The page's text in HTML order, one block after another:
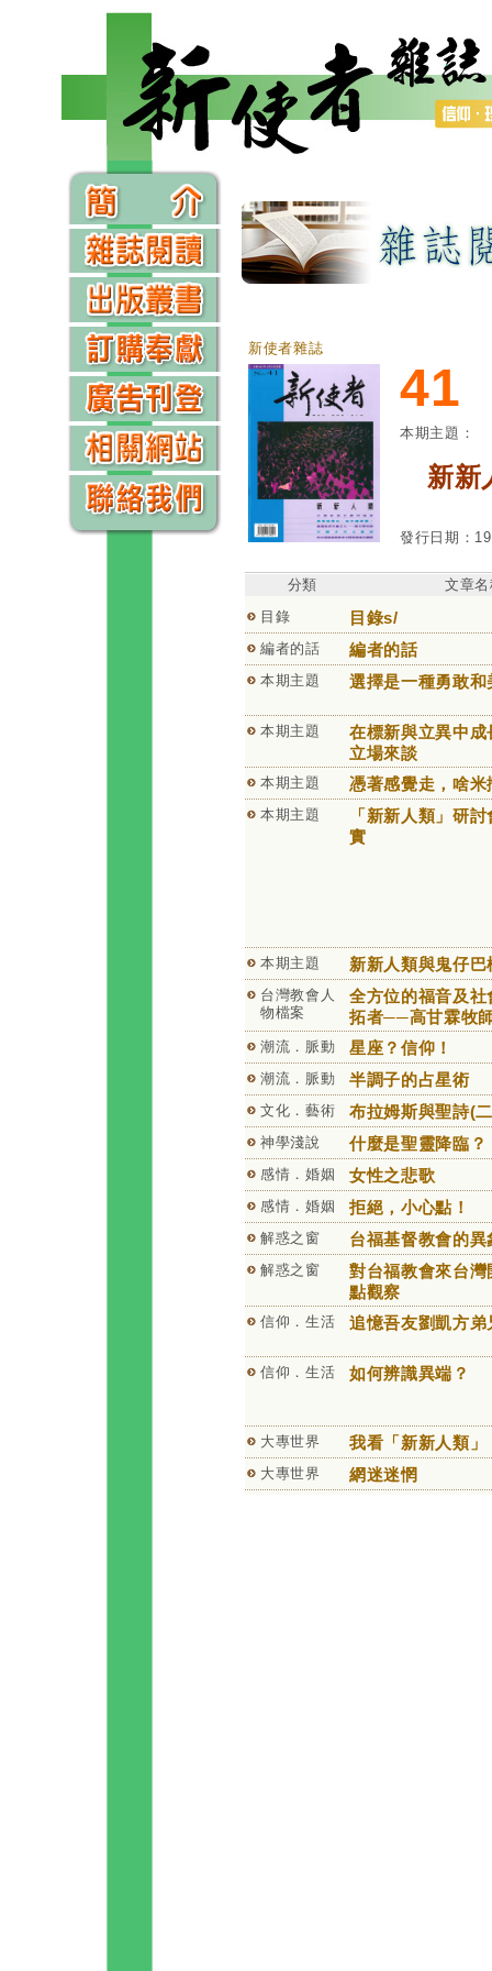
新使者雜誌
41
本期主題：
新新
發行日期：
分類
文章
目錄
目錄s/
編者的話 編者的話
本期主題 選擇是一種勇敢
本期主題
在標新與立異中
立場來談
本期主題 憑著感覺走，啥米
本期主題
「新新人類」研
實
本期主題 新新人類與鬼仔巴
台灣教會人
物檔案
全方位的福音及社
拓者──高甘霖牧
潮流．脈動 星座？信仰！
潮流．脈動 半調子的占星術
文化．藝術 布拉姆斯與聖詩(
神學淺說 什麼是聖靈降臨？
感情．婚姻 女性之悲歌
感情．婚姻 拒絕，小心點！
解惑之窗 台福基督教會的異
解惑之窗
對台福教會來台灣
點觀察
信仰．生活 追憶吾友劉凱方弟
信仰．生活 如何辨識異端？
大專世界 我看「新新人類」
大專世界 網迷迷惘